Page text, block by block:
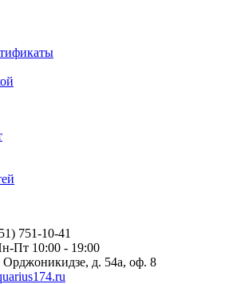
751-10-41
Пт 10:00 - 19:00
Орджоникидзе, д. 54а, оф. 8